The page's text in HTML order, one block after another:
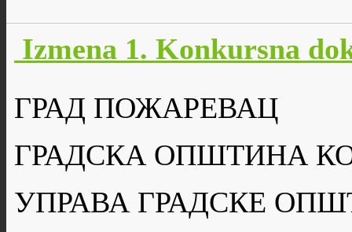
Izmena 1. Konkursna
ГРАД ПОЖАРЕВАЦ
ГРАДСКА ОПШТИНА
УПРАВА ГРАДСКЕ